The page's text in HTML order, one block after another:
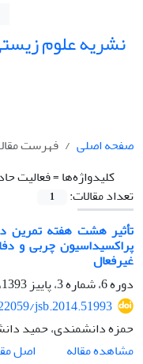
نشریه علوم
صفحه اصلی
فهرست
کلیدواژه‌ها =فعالیت
تعداد مقالات:
1
تأثیر هشت هفته تمرین
پراکسیداسیون چربی و
غیرفعال
دوره 6، شماره 3، پاییز 1393، صفحه
jsb.2014.51993
حمزه دانشمندی، حمید
مشاهده مقاله
اصل